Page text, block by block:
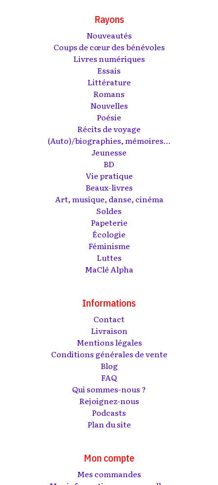
Rayons
Nouveautés
Coups de cœur des bénévoles
Livres numériques
Essais
Littérature
Romans
Nouvelles
Poésie
Récits de voyage
(Auto)/biographies, mémoires...
Jeunesse
BD
Vie pratique
Beaux-livres
Art, musique, danse, cinéma
Soldes
Papeterie
Écologie
Féminisme
Luttes
MaClé Alpha
Informations
Contact
Livraison
Mentions légales
Conditions générales de vente
Blog
FAQ
Qui sommes-nous ?
Rejoignez-nous
Podcasts
Plan du site
Mon compte
Mes commandes